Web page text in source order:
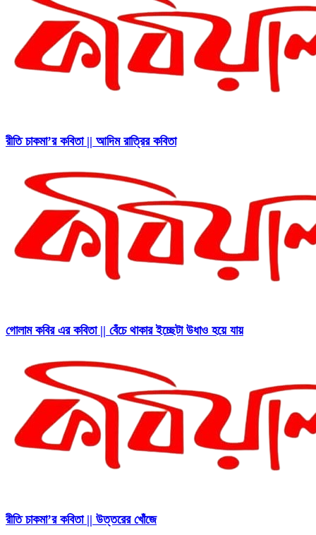
রীতি চাকমা’র কবিতা || আদিম রাত্রির কবিতা
গোলাম কবির এর কবিতা || বেঁচে থাকার ইচ্ছেটা উধাও হয়ে যায়
রীতি চাকমা’র কবিতা || উত্তরের খোঁজে